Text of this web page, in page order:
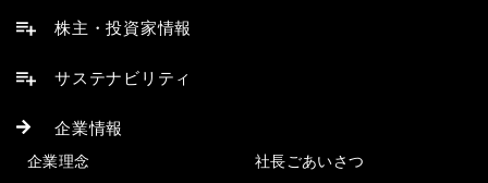
株主・投資家情報
サステナビリティ
企業情報
企業理念
社長ごあいさつ